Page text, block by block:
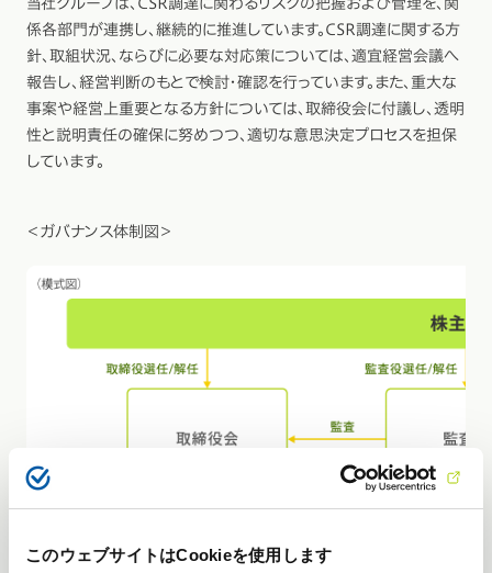
このウェブサイトはCookieを使用します
係各部門が連携し、継続的に推進しています。CSR調達に関する方
針、取組状況、ならびに必要な対応策については、適宜経営会議へ
報告し、経営判断のもとで検討・確認を行っています。また、重大な
事案や経営上重要となる方針については、取締役会に付議し、透明
性と説明責任の確保に努めつつ、適切な意思決定プロセスを担保
しています。
＜ガバナンス体制図＞